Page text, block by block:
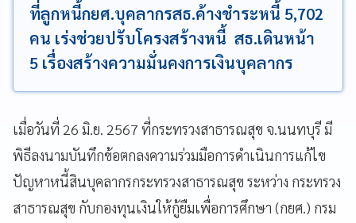
ที่ลูกหนี้กยศ.บุคลากรสธ.ค้างชำระหนี้ 5,702
คน เร่งช่วยปรับโครงสร้างหนี้ สธ.เดินหน้า
5 เรื่องสร้างความมั่นคงการเงินบุคลากร
เมื่อวันที่ 26 มิ.ย. 2567 ที่กระทรวงสาธารณสุข จ.นนทบุรี มี
พิธีลงนามบันทึกข้อตกลงความร่วมมือการดำเนินการแก้ไข
ปัญหาหนี้สินบุคลากรกระทรวงสาธารณสุข ระหว่าง กระทรวง
สาธารณสุข กับกองทุนเงินให้กู้ยืมเพื่อการศึกษา (กยศ.) กรม